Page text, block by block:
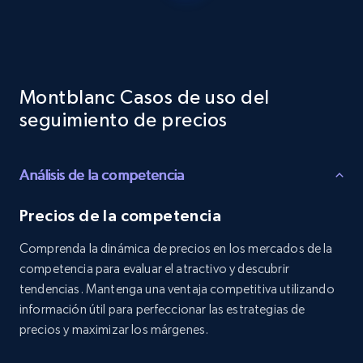
URL, Product id, Listing inventory id, Title, Rating,
price, and more.
1.9K+ 323+ Comenzar ahora
Amazon products search
Montblanc Casos de uso del
seguimiento de precios
Análisis de la competencia
Precios de la competencia
Comprenda la dinámica de precios en los mercados de la
competencia para evaluar el atractivo y descubrir
tendencias. Mantenga una ventaja competitiva utilizando
información útil para perfeccionar las estrategias de
precios y maximizar los márgenes.